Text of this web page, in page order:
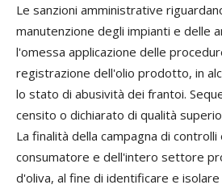
Le sanzioni amministrative
manutenzione degli impianti e delle
l'omessa applicazione delle
registrazione dell'olio prodotto, in
lo stato di abusività dei frantoi.
censito o dichiarato di qualità
La finalità della campagna di
consumatore e dell'intero settore
d'oliva, al fine di identificare e